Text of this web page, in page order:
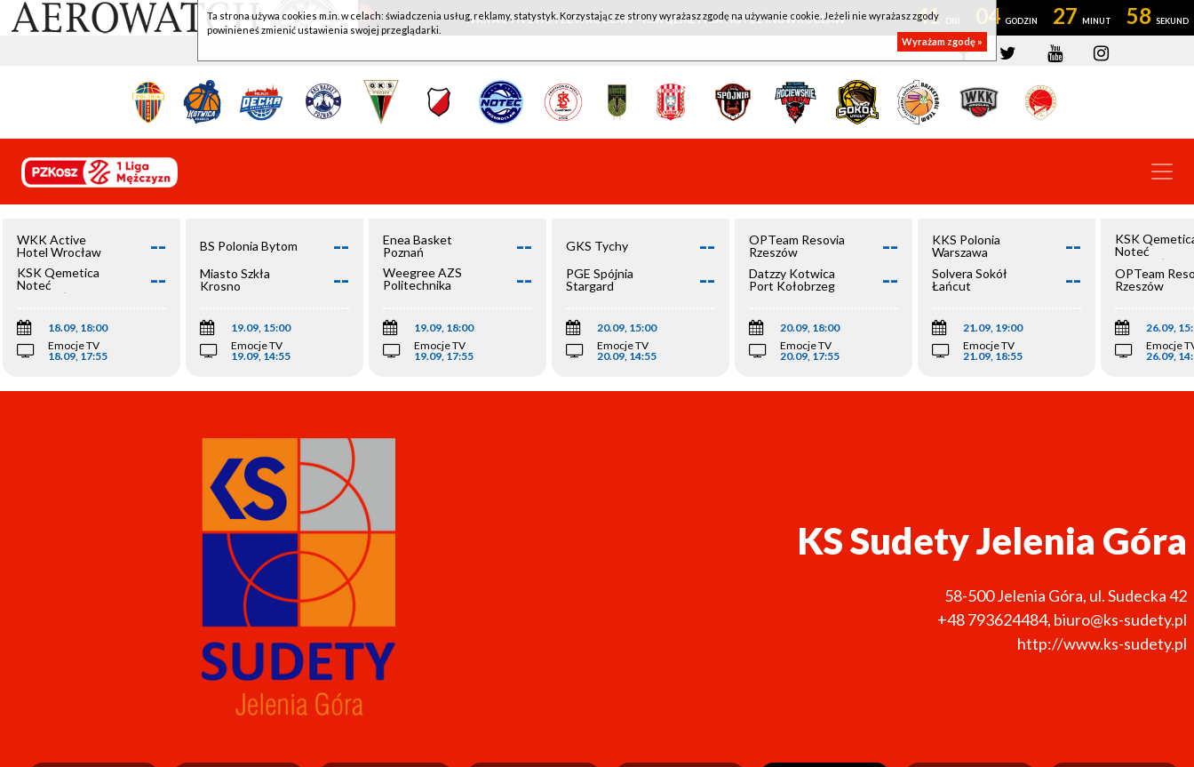
WKK ACTIVE HOTEL WROCŁAW - KSK QEMETICA NOTEĆ INOWROCŁAW 41 04 27 57
WKK Active
Hotel Wrocław
--
KSK Qemetica
Noteć
Inowrocław
--
18.09, 18:00
Emocje TV
18.09, 17:55
BS Polonia Bytom --
Miasto Szkła
Krosno
--
19.09, 15:00
Emocje TV
19.09, 14:55
Enea Basket
Poznań
--
Weegree AZS
Politechnika
--
19.09, 18:00
Emocje TV
19.09, 17:55
GKS Tychy --
PGE Spójnia
Stargard
--
20.09, 15:00
Emocje TV
20.09, 14:55
OPTeam Resovia
Rzeszów
--
Datzzy Kotwica
Port Kołobrzeg
--
20.09, 18:00
Emocje TV
20.09, 17:55
KKS Polonia
Warszawa
--
Solvera Sokół
Łańcut
--
21.09, 19:00
Emocje TV
21.09, 18:55
KSK
Noteć
Inowrocław
OPTeam
Rzeszów
26.09,
Emocje
26.09,
KS Sudety Jelenia Góra
58-500Jelenia Góra, ul. Sudecka 42
+48 793624484, biuro@ks-sudety.pl
http://www.ks-sudety.pl
Ta strona używa cookies m.in. w celach: świadczenia usług, reklamy, statystyk. Korzystając ze strony wyrażasz zgodę na używanie cookie. Jeżeli nie wyrażasz zgody
powinieneś zmienić ustawienia swojej przeglądarki.
Wyrażam zgodę »